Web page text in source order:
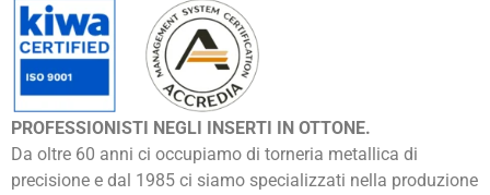
PROFESSIONISTI NEGLI INSERTI IN OTTONE.
Da oltre 60 anni ci occupiamo di torneria metallica di
precisione e dal 1985 ci siamo specializzati nella produzione